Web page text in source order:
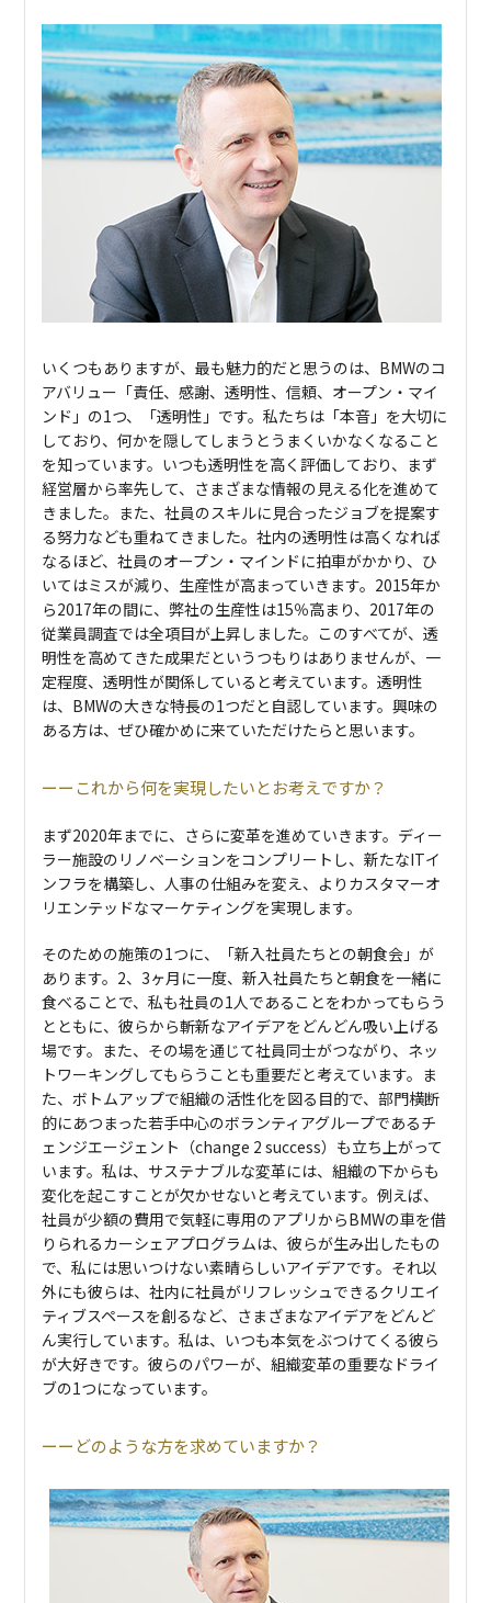
いくつもありますが、最も魅力的だと思うのは、BMWのコ
アバリュー「責任、感謝、透明性、信頼、オープン・マイ
ンド」の1つ、「透明性」です。私たちは「本音」を大切に
しており、何かを隠してしまうとうまくいかなくなること
を知っています。いつも透明性を高く評価しており、まず
経営層から率先して、さまざまな情報の見える化を進めて
きました。また、社員のスキルに見合ったジョブを提案す
る努力なども重ねてきました。社内の透明性は高くなれば
なるほど、社員のオープン・マインドに拍車がかかり、ひ
いてはミスが減り、生産性が高まっていきます。2015年か
ら2017年の間に、弊社の生産性は15％高まり、2017年の
従業員調査では全項目が上昇しました。このすべてが、透
明性を高めてきた成果だというつもりはありませんが、一
定程度、透明性が関係していると考えています。透明性
は、BMWの大きな特長の1つだと自認しています。興味の
ある方は、ぜひ確かめに来ていただけたらと思います。
これから何を実現したいとお考えですか？
まず2020年までに、さらに変革を進めていきます。ディー
ラー施設のリノベーションをコンプリートし、新たなITイ
ンフラを構築し、人事の仕組みを変え、よりカスタマーオ
リエンテッドなマーケティングを実現します。
そのための施策の1つに、「新入社員たちとの朝食会」が
あります。2、3ヶ月に一度、新入社員たちと朝食を一緒に
食べることで、私も社員の1人であることをわかってもらう
とともに、彼らから斬新なアイデアをどんどん吸い上げる
場です。また、その場を通じて社員同士がつながり、ネッ
トワーキングしてもらうことも重要だと考えています。ま
た、ボトムアップで組織の活性化を図る目的で、部門横断
的にあつまった若手中心のボランティアグループであるチ
ェンジエージェント（change 2 success）も立ち上がって
います。私は、サステナブルな変革には、組織の下からも
変化を起こすことが欠かせないと考えています。例えば、
社員が少額の費用で気軽に専用のアプリからBMWの車を借
りられるカーシェアプログラムは、彼らが生み出したもの
で、私には思いつけない素晴らしいアイデアです。それ以
外にも彼らは、社内に社員がリフレッシュできるクリエイ
ティブスペースを創るなど、さまざまなアイデアをどんど
ん実行しています。私は、いつも本気をぶつけてくる彼ら
が大好きです。彼らのパワーが、組織変革の重要なドライ
ブの1つになっています。
どのような方を求めていますか？